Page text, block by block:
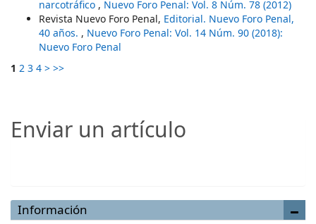
narcotráfico , Nuevo Foro Penal: Vol. 8 Núm. 78 (2012)
Revista Nuevo Foro Penal, Editorial. Nuevo Foro Penal,
40 años. , Nuevo Foro Penal: Vol. 14 Núm. 90 (2018):
Nuevo Foro Penal
1 2 3 4 > >>
Enviar un artículo
Información